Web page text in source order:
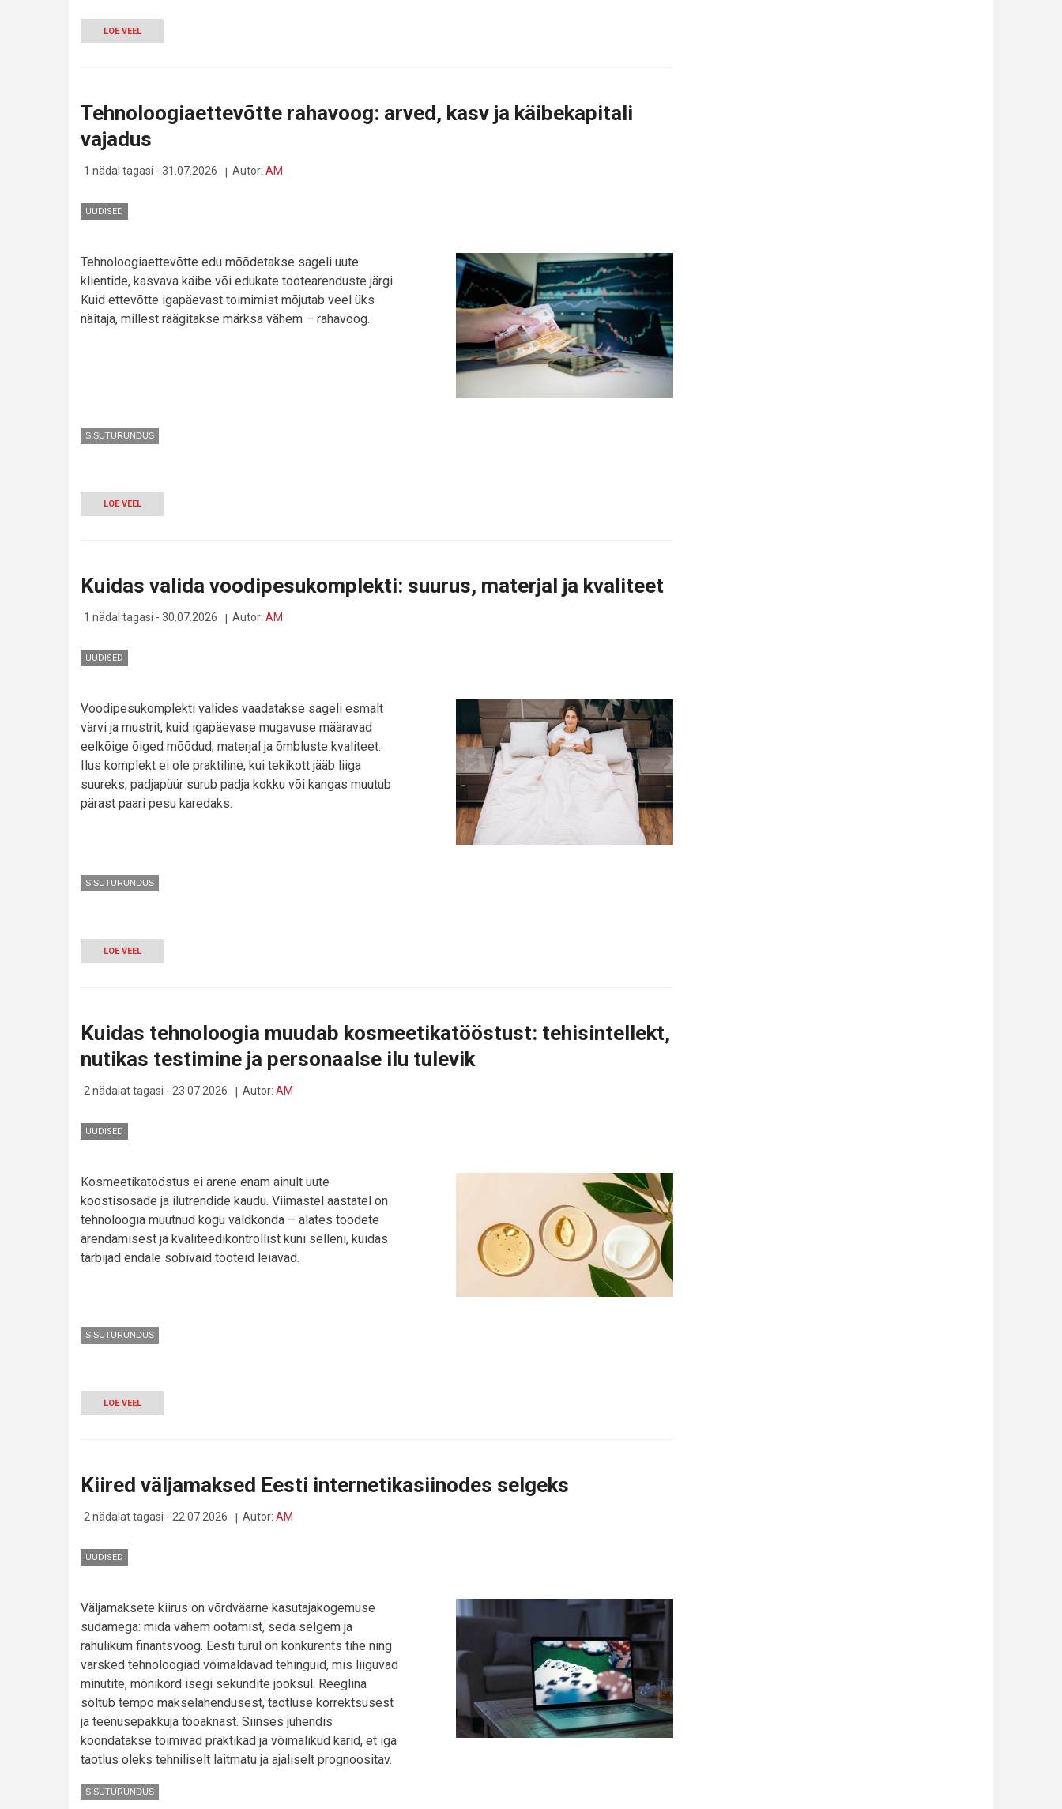
LOE VEEL-
SUUREM
SÕIDAB
VÄHEM
Tehnoloogiaettevõtte rahavoog: arved, kasv ja käibekapitali
vajadus
1 nädal tagasi - 31.07.2026 Autor: AM
UUDISED
Tehnoloogiaettevõtte edu mõõdetakse sageli uute
klientide, kasvava käibe või edukate tootearenduste järgi.
Kuid ettevõtte igapäevast toimimist mõjutab veel üks
näitaja, millest räägitakse märksa vähem – rahavoog.
SISUTURUNDUS
LOE VEEL-
TEHNOLOOGIAETTEVÕTTE
KÄIBEKAPITALI
Kuidas valida voodipesukomplekti: suurus, materjal ja kvaliteet
1 nädal tagasi - 30.07.2026 Autor: AM
UUDISED
Voodipesukomplekti valides vaadatakse sageli esmalt
värvi ja mustrit, kuid igapäevase mugavuse määravad
eelkõige õiged mõõdud, materjal ja õmbluste kvaliteet.
Ilus komplekt ei ole praktiline, kui tekikott jääb liiga
suureks, padjapüür surub padja kokku või kangas muutub
pärast paari pesu karedaks.
SISUTURUNDUS
LOE VEEL-
KUIDAS
JA
Kuidas tehnoloogia muudab kosmeetikatööstust: tehisintellekt,
nutikas testimine ja personaalse ilu tulevik
2 nädalat tagasi - 23.07.2026 Autor: AM
UUDISED
Kosmeetikatööstus ei arene enam ainult uute
koostisosade ja ilutrendide kaudu. Viimastel aastatel on
tehnoloogia muutnud kogu valdkonda – alates toodete
arendamisest ja kvaliteedikontrollist kuni selleni, kuidas
tarbijad endale sobivaid tooteid leiavad.
SISUTURUNDUS
LOE VEEL-
KUIDAS
NUTIKAS
TESTIMINE
PERSONAALSE
Kiired väljamaksed Eesti internetikasiinodes selgeks
2 nädalat tagasi - 22.07.2026 Autor: AM
UUDISED
Väljamaksete kiirus on võrdväärne kasutajakogemuse
südamega: mida vähem ootamist, seda selgem ja
rahulikum finantsvoog. Eesti turul on konkurents tihe ning
värsked tehnoloogiad võimaldavad tehinguid, mis liiguvad
minutite, mõnikord isegi sekundite jooksul. Reeglina
sõltub tempo makselahendusest, taotluse korrektsusest
ja teenusepakkuja tööaknast. Siinses juhendis
koondatakse toimivad praktikad ja võimalikud karid, et iga
taotlus oleks tehniliselt laitmatu ja ajaliselt prognoositav.
SISUTURUNDUS